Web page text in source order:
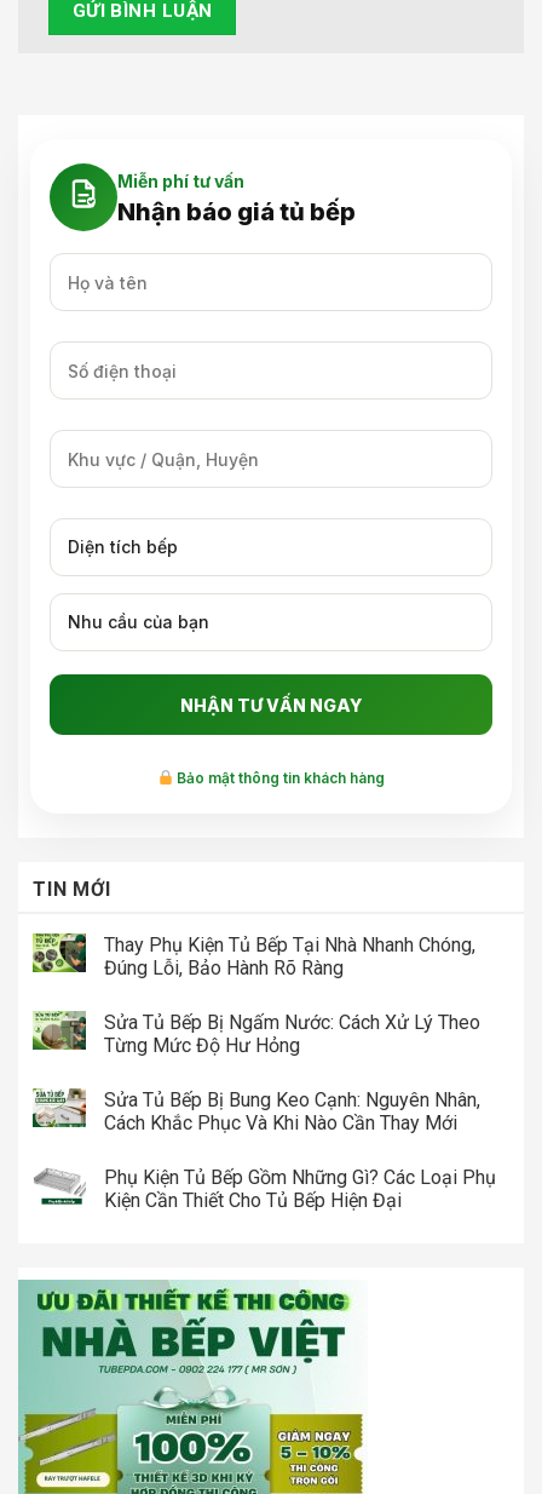
Miễn phí tư vấn
Nhận báo giá tủ bếp
Bảo mật thông tin khách hàng
TIN MỚI
Thay Phụ Kiện Tủ Bếp Tại Nhà Nhanh Chóng,
Đúng Lỗi, Bảo Hành Rõ Ràng
Sửa Tủ Bếp Bị Ngấm Nước: Cách Xử Lý Theo
Từng Mức Độ Hư Hỏng
Sửa Tủ Bếp Bị Bung Keo Cạnh: Nguyên Nhân,
Cách Khắc Phục Và Khi Nào Cần Thay Mới
Phụ Kiện Tủ Bếp Gồm Những Gì? Các Loại Phụ
Kiện Cần Thiết Cho Tủ Bếp Hiện Đại